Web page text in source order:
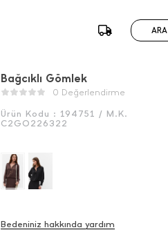
ARA
Bağcıklı Gömlek
0 Değerlendirme
Ürün Kodu : 194751 / M.K.
C2GO226322
Bedeniniz hakkında yardım